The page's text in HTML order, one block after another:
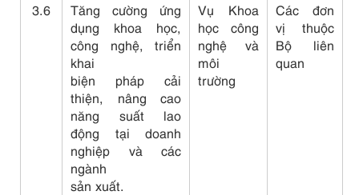
3.6
Tăng cường ứng
dụng khoa học,
công nghệ, triển
khai
biện pháp cải
thiện, nâng cao
năng suất lao
động tại doanh
nghiệp và các
ngành
sản xuất.
Vụ Khoa
học công
nghệ và
môi
trường
Các đơn
vị thuộc
Bộ liên
quan